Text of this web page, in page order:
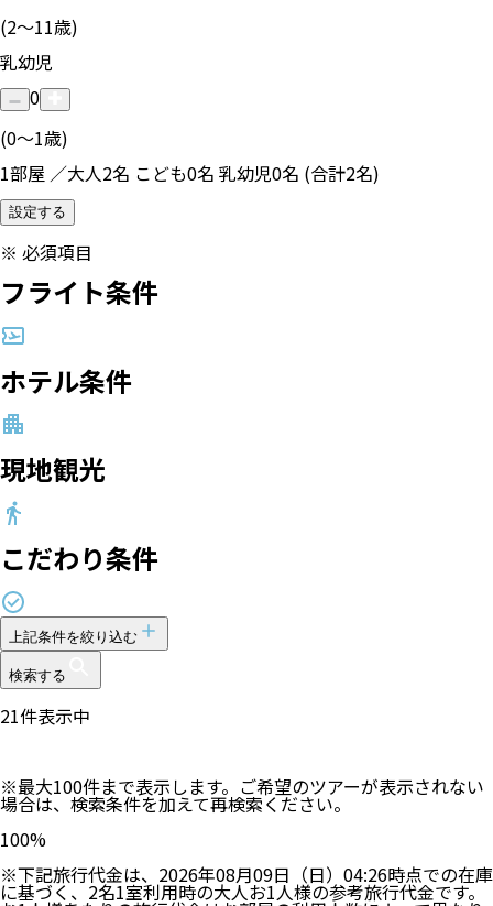
(2〜11歳)
乳幼児
0
(0〜1歳)
1部屋 ／大人2名 こども0名 乳幼児0名 (合計2名)
設定する
※ 必須項目
フライト条件
ホテル条件
現地観光
こだわり条件
上記条件を絞り込む
検索する
21件表示中
※最大100件まで表示します。ご希望のツアーが表示されない
場合は、検索条件を加えて再検索ください。
100%
※下記旅行代金は、 2026年08月09日（日）04:26時点での在庫
に基づく、2名1室利用時の大人お1人様の参考旅行代金です。